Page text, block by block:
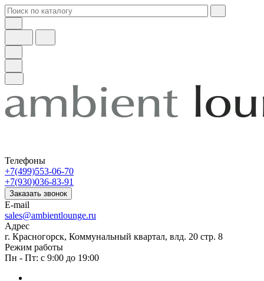
Телефоны
+7(499)553-06-70
+7(930)036-83-91
Заказать звонок
E-mail
sales@ambientlounge.ru
Адрес
г. Красногорск, Коммунальный квартал, влд. 20 стр. 8
Режим работы
Пн - Пт: с 9:00 до 19:00